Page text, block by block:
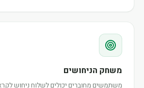
משחק הניחושים
משתמשים מחוברים יכולים לשלוח ניחוש